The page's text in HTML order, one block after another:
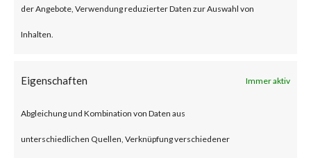
der Angebote, Verwendung reduzierter Daten zur Auswahl von
Inhalten.
Eigenschaften Immer aktiv
Abgleichung und Kombination von Daten aus
unterschiedlichen Quellen, Verknüpfung verschiedener
Why is this Significant?
worldwide that potentially are
has already added the
vulnerabilities on its Known